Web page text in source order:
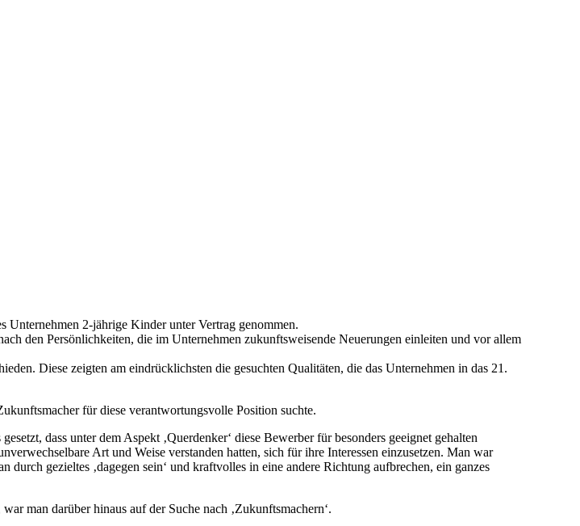
Unternehmen 2-jährige Kinder unter Vertrag genommen.
den Persönlichkeiten, die im Unternehmen zukunftsweisende Neuerungen einleiten und vor allem
Diese zeigten am eindrücklichsten die gesuchten Qualitäten, die das Unternehmen in das 21.
für diese verantwortungsvolle Position suchte.
dass unter dem Aspekt ‚Querdenker‘ diese Bewerber für besonders geeignet gehalten
Art und Weise verstanden hatten, sich für ihre Interessen einzusetzen. Man war
gezieltes ‚dagegen sein‘ und kraftvolles in eine andere Richtung aufbrechen, ein ganzes
man darüber hinaus auf der Suche nach ‚Zukunftsmachern‘.